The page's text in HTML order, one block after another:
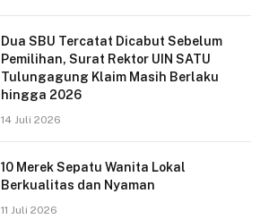
Dua SBU Tercatat Dicabut Sebelum
Pemilihan, Surat Rektor UIN SATU
Tulungagung Klaim Masih Berlaku
hingga 2026
14 Juli 2026
10 Merek Sepatu Wanita Lokal
Berkualitas dan Nyaman
11 Juli 2026